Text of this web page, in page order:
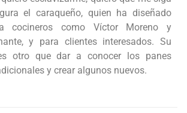
el caraqueño, quien ha diseñado
cocineros como Víctor Moreno y
y para clientes interesados. Su
otro que dar a conocer los panes
y crear algunos nuevos.